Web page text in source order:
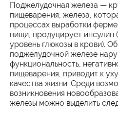
Поджелудочная железа —
пищеварения, железа,
процессах выработки
пищи, продуцирует
уровень глюкозы в крови).
поджелудочной железе
функциональность,
пищеварения, приводит к
качества жизни. Среди
возникновения
железы можно выделить